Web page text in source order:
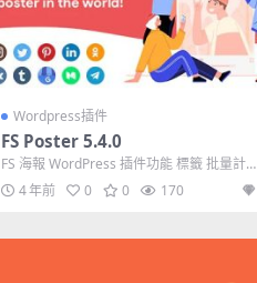
Wordpress插件
FS Poster 5.4.0
FS 海報 WordPress 插件功能 標籤 批量計劃
操作 支持表情符號 在每...
4 年前 0 0 170